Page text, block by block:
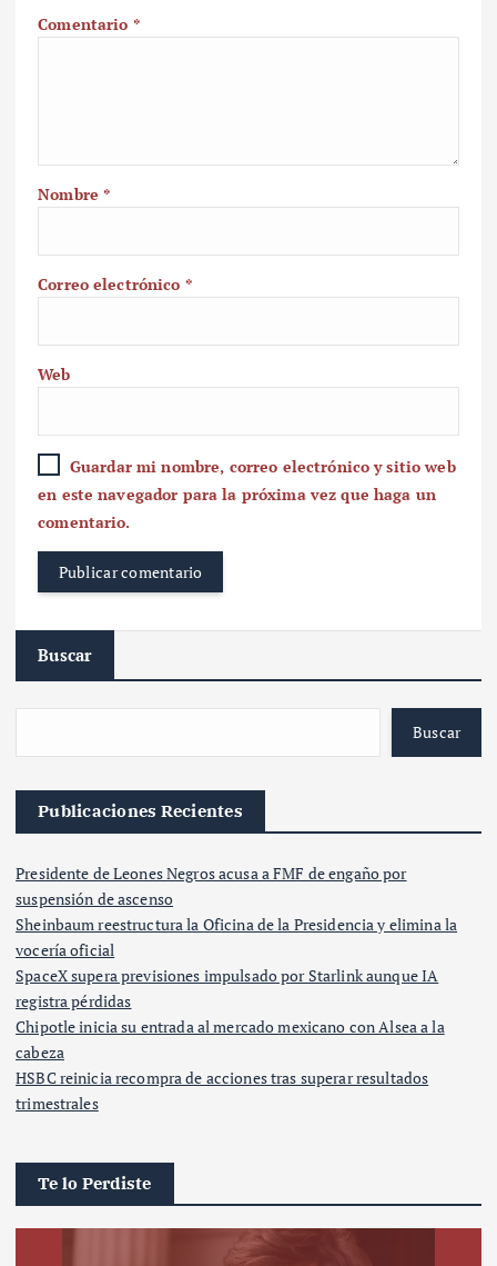
Comentario *
Nombre*
Correo electrónico *
Web
Guardar mi nombre, correo electrónico y sitio web
en este navegador para la próxima vez que haga un
comentario.
Buscar
Buscar
Publicaciones Recientes
Presidente de Leones Negros acusa a FMF de engaño por
suspensión de ascenso
Sheinbaum reestructura la Oficina de la Presidencia y elimina la
vocería oficial
SpaceX supera previsiones impulsado por Starlink aunque IA
registra pérdidas
Chipotle inicia su entrada al mercado mexicano con Alsea a la
cabeza
HSBC reinicia recompra de acciones tras superar resultados
trimestrales
Te lo Perdiste